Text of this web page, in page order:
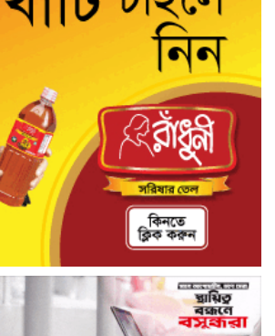
মেঘনায় ভেসে উঠল নারী-পুরুষের অর্ধগলিত
মরদেহ উদ্ধার
পৈত্রিক সম্পত্তি নিয়ে দুই ভাইয়ে মধ্যে রক্তক্ষয়ী
সংঘর্ষে নারীসহ আহত ৫